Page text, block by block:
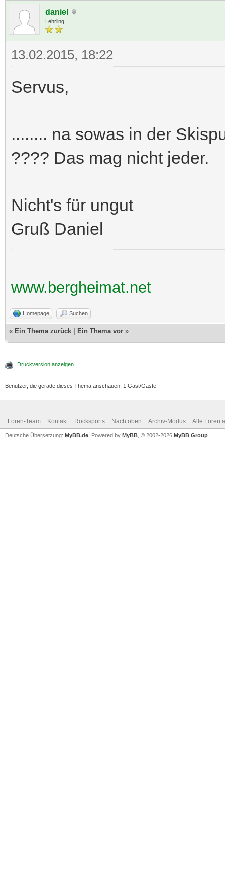
daniel
Lehrling
13.02.2015, 18:22
Servus,
........ na sowas in der
???? Das mag nicht jeder.
Nicht's für ungut
Gruß Daniel
www.bergheimat.net
Homepage Suchen
« Ein Thema zurück Ein Thema vor »
Druckversion anzeigen
Benutzer, die gerade dieses Thema anschauen: 1 Gast/Gäste
Foren-Team Kontakt Rocksports Nach oben Archiv-Modus Alle Foren
Deutsche Übersetzung: MyBB.de , Powered by MyBB , © 2002-2026 MyBB Group